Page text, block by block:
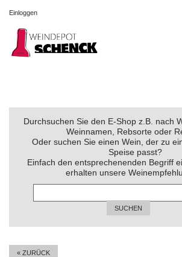
Einloggen
Durchsuchen Sie den E-Shop z.B. nach
Weinnamen, Rebsorte oder
Oder suchen Sie einen Wein, der zu
Speise passt?
Einfach den entsprechenenden Begriff
erhalten unsere
SUCHEN
« ZURÜCK